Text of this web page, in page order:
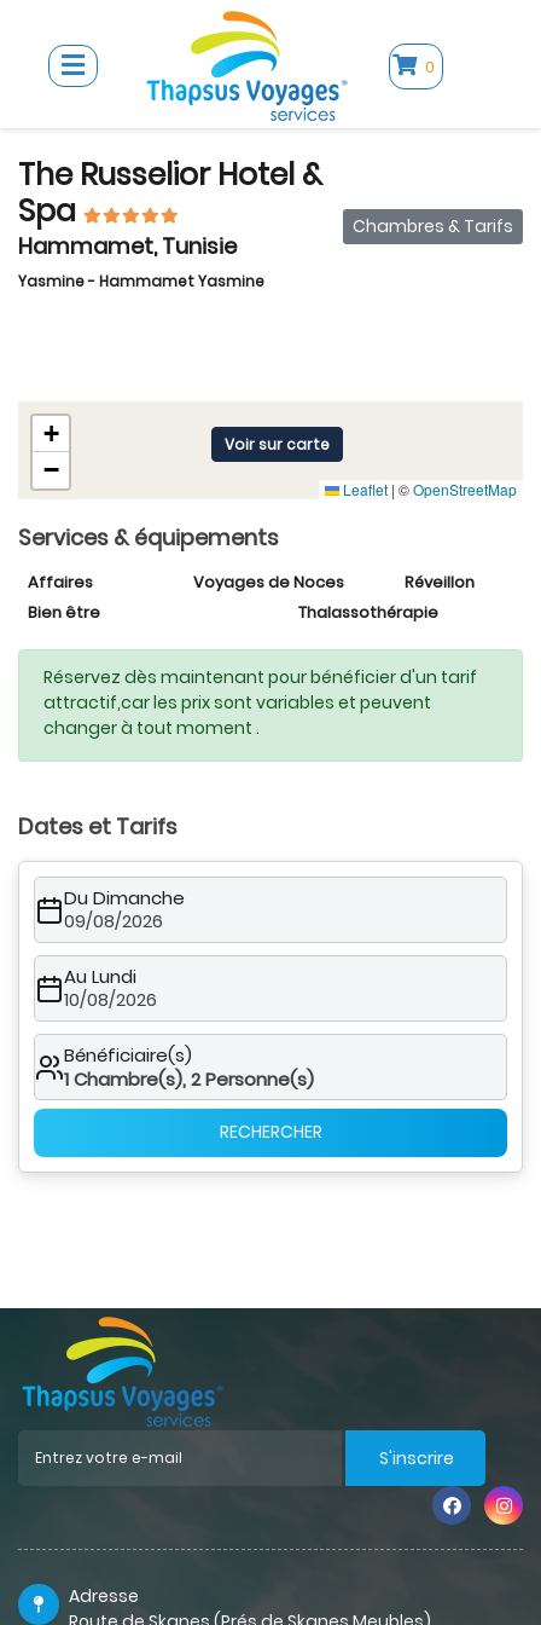
0
The Russelior Hotel &
Spa
Hammamet, Tunisie
Yasmine - Hammamet Yasmine
Chambres & Tarifs
+
−
Leaflet | ©OpenStreetMap
Voir sur carte
Services & équipements
Affaires Voyages de Noces
Réveillon
Bien être
Thalassothérapie
Réservez dès maintenant pour bénéficier d'un tarif
attractif,car les prix sont variables et peuvent
changer à tout moment .
Dates et Tarifs
Du Dimanche
09/08/2026
Au Lundi
10/08/2026
Bénéficiaire(s)
1Chambre(s),2Personne(s)
RECHERCHER
S'inscrire
Adresse